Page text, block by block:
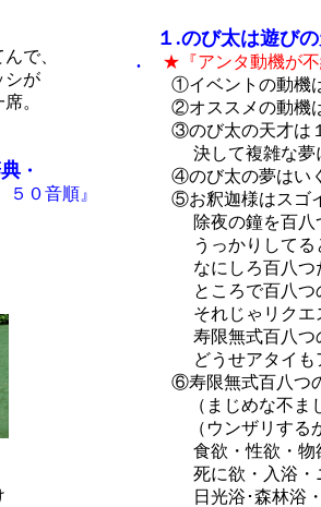
で、
シが
。
・
』
１.のび太は遊び
.
★『アンタ動機が
①イベントの動機は
②オススメの動機は
③のび太の天才は１
決して複雑な夢に
④のび太の夢はいく
⑤お釈迦様はスゴイ
除夜の鐘を百八つ
うっかりしてると
なにしろ百八つだ
ところで百八つの
それじゃリクエス
寿限無式百八つの
どうせアタイもア
⑥寿限無式百八つ
（まじめな不まじ
（ウンザリするか
食欲・性欲・物欲
死に欲・入浴・ニ
日光浴･森林浴・オ